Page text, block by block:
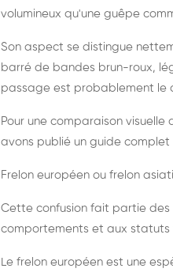
volumineux qu'une guêpe
Son aspect se distingue
barré de bandes brun-roux,
passage est probablement le
Pour une comparaison
avons publié un guide
Frelon européen ou frelon
Cette confusion fait partie des
comportements et aux statuts
Le frelon européen est une